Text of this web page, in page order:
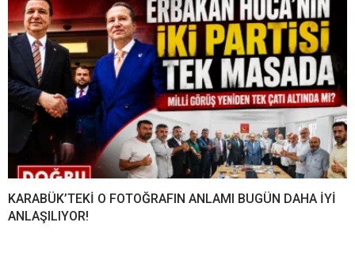
KARABÜK’TEKİ O FOTOĞRAFIN ANLAMI BUGÜN DAHA İYİ
ANLAŞILIYOR!